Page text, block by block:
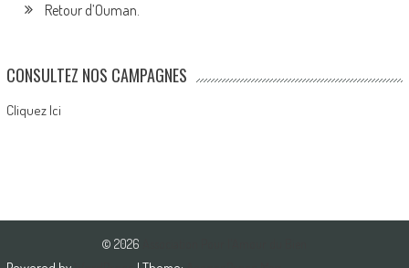
Retour d’Ouman.
CONSULTEZ NOS CAMPAGNES
Cliquez Ici
© 2026